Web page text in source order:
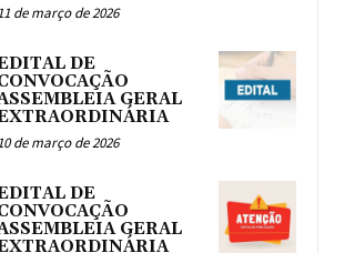
de março de 2026
DE
GERAL
de março de 2026
DE
GERAL